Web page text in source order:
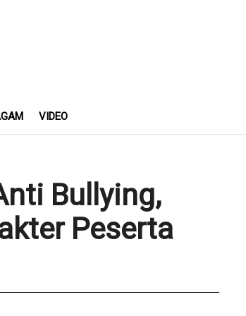
VIDEO
Bullying,
Peserta